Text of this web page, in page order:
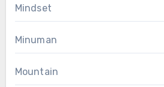
Mindset
Minuman
Mountain